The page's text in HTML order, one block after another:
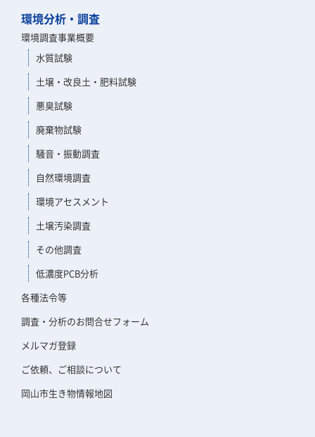
環境分析・調査
環境調査事業概要
水質試験
土壌・改良土・肥料試験
悪臭試験
廃棄物試験
騒音・振動調査
自然環境調査
環境アセスメント
土壌汚染調査
その他調査
低濃度PCB分析
各種法令等
調査・分析のお問合せフォーム
メルマガ登録
ご依頼、ご相談について
岡山市生き物情報地図